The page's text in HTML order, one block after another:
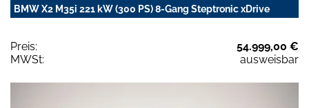
BMW X2 M35i 221 kW (300 PS) 8-Gang Steptronic xDrive
Preis:
54.999,00 €
MWSt:
ausweisbar